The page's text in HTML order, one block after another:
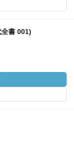
全書 001)